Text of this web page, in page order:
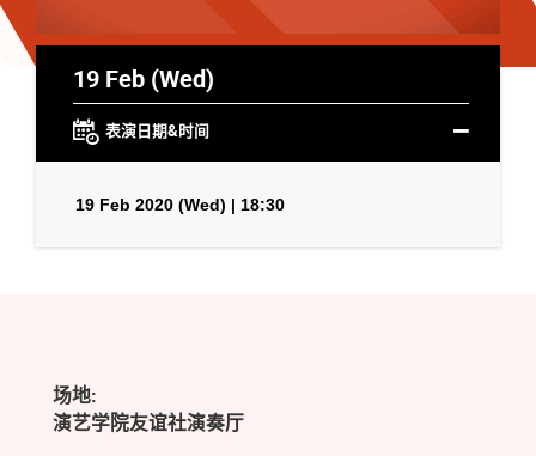
19 Feb (Wed)
表演日期&时间
19 Feb 2020 (Wed) | 18:30
场地:
演艺学院友谊社演奏厅